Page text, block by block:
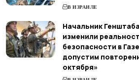
В ИЗРАИЛЕ
Начальник
изменили
безопасности в
допустим
октября»